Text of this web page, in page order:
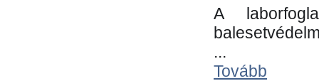
A
...
Tovább